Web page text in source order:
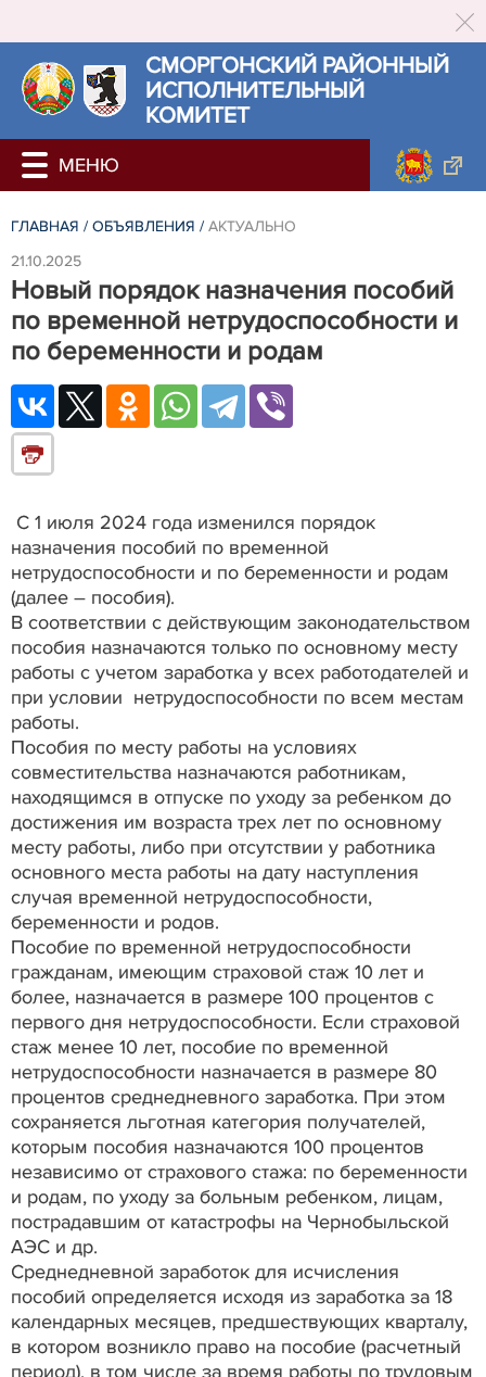
СМОРГОНСКИЙ РАЙОННЫЙ
ИСПОЛНИТЕЛЬНЫЙ
КОМИТЕТ
ГЛАВНАЯ / ОБЪЯВЛЕНИЯ / АКТУАЛЬНО
21.10.2025
Новый порядок назначения пособий
по временной нетрудоспособности и
по беременности и родам
С 1 июля 2024 года изменился порядок
назначения пособий по временной
нетрудоспособности и по беременности и родам
(далее – пособия).
В соответствии с действующим законодательством
пособия назначаются только по основному месту
работы с учетом заработка у всех работодателей и
при условии нетрудоспособности по всем местам
работы.
Пособия по месту работы на условиях
совместительства назначаются работникам,
находящимся в отпуске по уходу за ребенком до
достижения им возраста трех лет по основному
месту работы, либо при отсутствии у работника
основного места работы на дату наступления
случая временной нетрудоспособности,
беременности и родов.
Пособие по временной нетрудоспособности
гражданам, имеющим страховой стаж 10 лет и
более, назначается в размере 100 процентов с
первого дня нетрудоспособности. Если страховой
стаж менее 10 лет, пособие по временной
нетрудоспособности назначается в размере 80
процентов среднедневного заработка. При этом
сохраняется льготная категория получателей,
которым пособия назначаются 100 процентов
независимо от страхового стажа: по беременности
и родам, по уходу за больным ребенком, лицам,
пострадавшим от катастрофы на Чернобыльской
АЭС и др.
Среднедневной заработок для исчисления
пособий определяется исходя из заработка за 18
календарных месяцев, предшествующих кварталу,
в котором возникло право на пособие (расчетный
период), в том числе за время работы по трудовым